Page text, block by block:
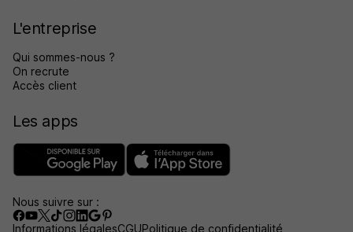
L'entreprise
Qui sommes-nous ?
On recrute
Accès client
Les apps
Nous suivre sur :
Informations légalesCGUPolitique de confidentialité